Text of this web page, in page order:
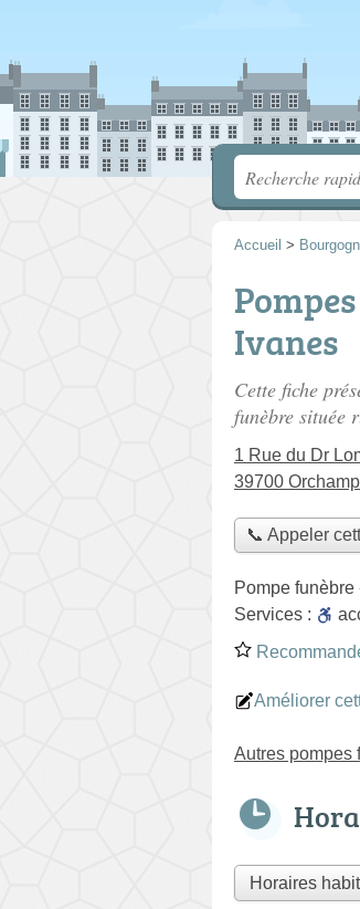
Accueil >
Ivanes
Cette fiche
funèbre située
1 Rue du Dr
39700
📞 Appeler
Pompe funèbre
Services :
Améliorer
Autres pompes